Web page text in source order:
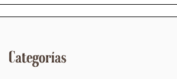
Categorías